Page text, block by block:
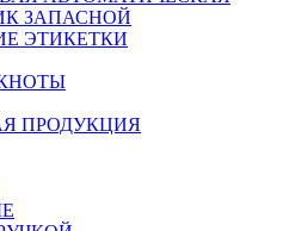
ЗАПАСНОЙ
ЭТИКЕТКИ
ПРОДУКЦИЯ